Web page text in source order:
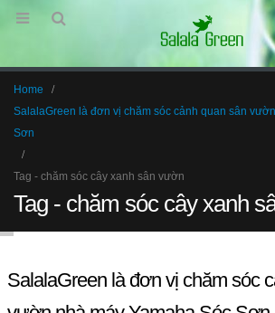
Home
SalalaGreen là đơn vị chăm sóc cảnh quan sân
Sơn
Tag - chăm sóc cây xanh sân vườn
Tag - chăm sóc cây xanh
SalalaGreen là đơn vị chăm sóc